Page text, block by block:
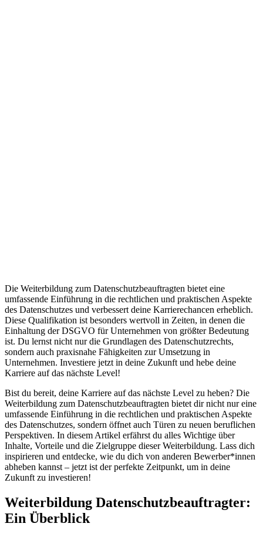
Die Weiterbildung zum Datenschutzbeauftragten bietet eine
umfassende Einführung in die rechtlichen und praktischen Aspekte
des Datenschutzes und verbessert deine Karrierechancen erheblich.
Diese Qualifikation ist besonders wertvoll in Zeiten, in denen die
Einhaltung der DSGVO für Unternehmen von größter Bedeutung
ist. Du lernst nicht nur die Grundlagen des Datenschutzrechts,
sondern auch praxisnahe Fähigkeiten zur Umsetzung in
Unternehmen. Investiere jetzt in deine Zukunft und hebe deine
Karriere auf das nächste Level!
Bist du bereit, deine Karriere auf das nächste Level zu heben? Die
Weiterbildung zum Datenschutzbeauftragten bietet dir nicht nur eine
umfassende Einführung in die rechtlichen und praktischen Aspekte
des Datenschutzes, sondern öffnet auch Türen zu neuen beruflichen
Perspektiven. In diesem Artikel erfährst du alles Wichtige über
Inhalte, Vorteile und die Zielgruppe dieser Weiterbildung. Lass dich
inspirieren und entdecke, wie du dich von anderen Bewerber*innen
abheben kannst – jetzt ist der perfekte Zeitpunkt, um in deine
Zukunft zu investieren!
Weiterbildung Datenschutzbeauftragter:
Ein Überblick